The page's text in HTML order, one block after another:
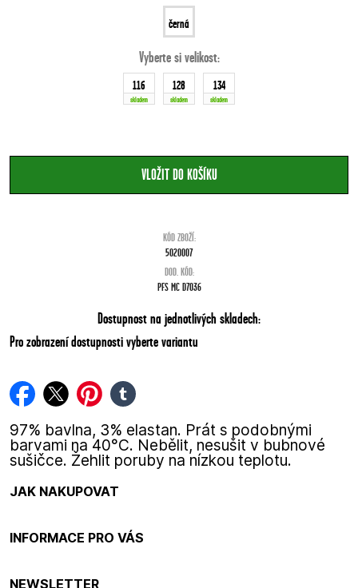
černá
Vyberte si velikost:
116
skladem
128
skladem
134
skladem
KÓD ZBOŽÍ:
5020007
DOD. KÓD:
PFS MC D7036
Dostupnost na jednotlivých skladech:
Pro zobrazení dostupnosti vyberte variantu
facebook
twitterpinterest
tumblr
97% bavlna, 3% elastan. Prát s podobnými
barvami na 40°C. Nebělit, nesušit v bubnové
sušičce. Žehlit poruby na nízkou teplotu.
JAK NAKUPOVAT
INFORMACE PRO VÁS
NEWSLETTER